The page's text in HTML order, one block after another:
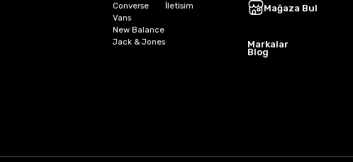
Converse
Vans
New Balance
Jack & Jones
İletisim
Mağaza Bul
Markalar
Blog